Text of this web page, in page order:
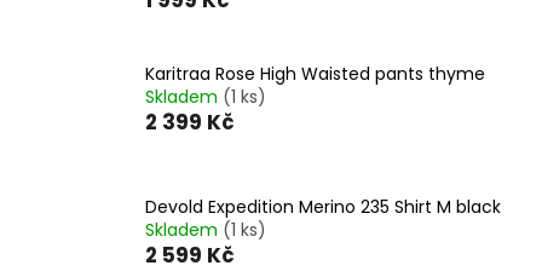
Karitraa Rose High Waisted pants thyme
Skladem (1 ks)
2 399 Kč
Devold Expedition Merino 235 Shirt M black
Skladem (1 ks)
2 599 Kč